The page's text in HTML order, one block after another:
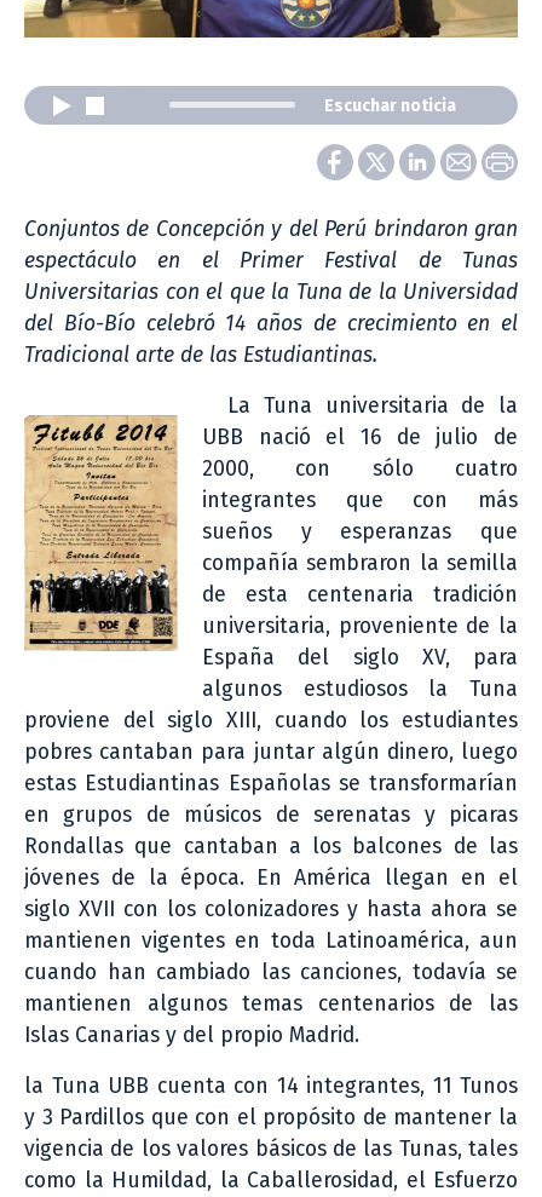
Escuchar noticia
Conjuntos de Concepción y del Perú brindaron gran
espectáculo en el Primer Festival de Tunas
Universitarias con el que la Tuna de la Universidad
del Bío-Bío celebró 14 años de crecimiento en el
Tradicional arte de las Estudiantinas.
La Tuna universitaria de la
UBB nació el 16 de julio de
2000, con sólo cuatro
integrantes que con más
sueños y esperanzas que
compañía sembraron la semilla
de esta centenaria tradición
universitaria, proveniente de la
España del siglo XV, para
algunos estudiosos la Tuna
proviene del siglo XIII, cuando los estudiantes
pobres cantaban para juntar algún dinero, luego
estas Estudiantinas Españolas se transformarían
en grupos de músicos de serenatas y picaras
Rondallas que cantaban a los balcones de las
jóvenes de la época. En América llegan en el
siglo XVII con los colonizadores y hasta ahora se
mantienen vigentes en toda Latinoamérica, aun
cuando han cambiado las canciones, todavía se
mantienen algunos temas centenarios de las
Islas Canarias y del propio Madrid.
la Tuna UBB cuenta con 14 integrantes, 11 Tunos
y 3 Pardillos que con el propósito de mantener la
vigencia de los valores básicos de las Tunas, tales
como la Humildad, la Caballerosidad, el Esfuerzo